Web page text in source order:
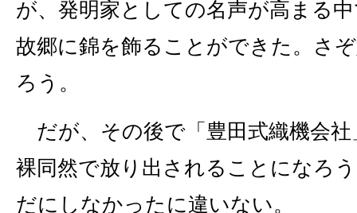
が、発明家としての名声が高まる
故郷に錦を飾ることができた。さ
ろう。
だが、その後で「豊田式織機会
裸同然で放り出されることになろ
だにしなかったに違いない。